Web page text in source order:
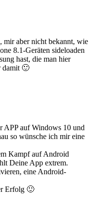
mir aber nicht bekannt, wie
8.1-Geräten sideloaden
hast, die man hier
damit 🙂
APP auf Windows 10 und
so wünsche ich mir eine
Kampf auf Android
Deine App extrem.
eine Android-
Erfolg 🙂